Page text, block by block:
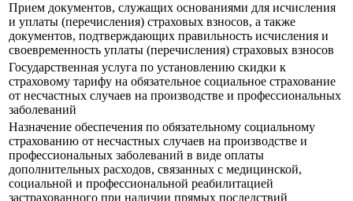
Прием документов, служащих основаниями для исчисления
и уплаты (перечисления) страховых взносов, а также
документов, подтверждающих правильность исчисления и
своевременность уплаты (перечисления) страховых взносов
Государственная услуга по установлению скидки к
страховому тарифу на обязательное социальное страхование
от несчастных случаев на производстве и профессиональных
заболеваний
Назначение обеспечения по обязательному социальному
страхованию от несчастных случаев на производстве и
профессиональных заболеваний в виде оплаты
дополнительных расходов, связанных с медицинской,
социальной и профессиональной реабилитацией
застрахованного при наличии прямых последствий